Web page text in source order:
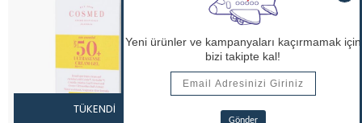
TÜKENDI TÜKENDI